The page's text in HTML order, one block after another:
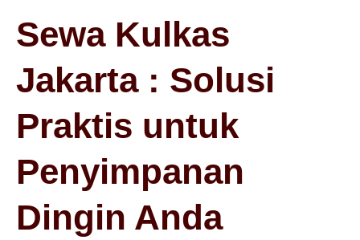
Sewa Kulkas
Jakarta : Solusi
Praktis untuk
Penyimpanan
Dingin Anda